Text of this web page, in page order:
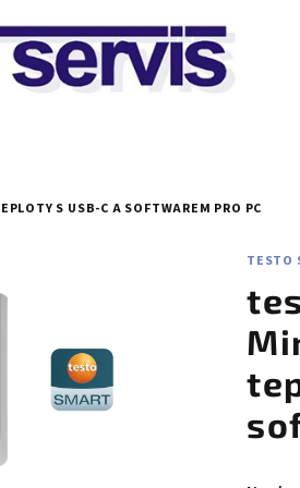
S USB-C A SOFTWAREM PRO PC
TESTO